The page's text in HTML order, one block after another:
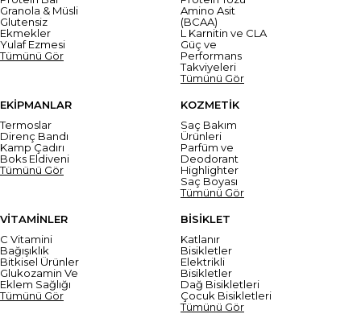
Granola & Müsli
Glutensiz
Ekmekler
Yulaf Ezmesi
Tümünü Gör
Amino Asit
(BCAA)
L Karnitin ve CLA
Güç ve
Performans
Takviyeleri
Tümünü Gör
EKİPMANLAR
Termoslar
Direnç Bandı
Kamp Çadırı
Boks Eldiveni
Tümünü Gör
KOZMETİK
Saç Bakım
Ürünleri
Parfüm ve
Deodorant
Highlighter
Saç Boyası
Tümünü Gör
VİTAMİNLER
C Vitamini
Bağışıklık
Bitkisel Ürünler
Glukozamin Ve
Eklem Sağlığı
Tümünü Gör
BİSİKLET
Katlanır
Bisikletler
Elektrikli
Bisikletler
Dağ Bisikletleri
Çocuk Bisikletleri
Tümünü Gör